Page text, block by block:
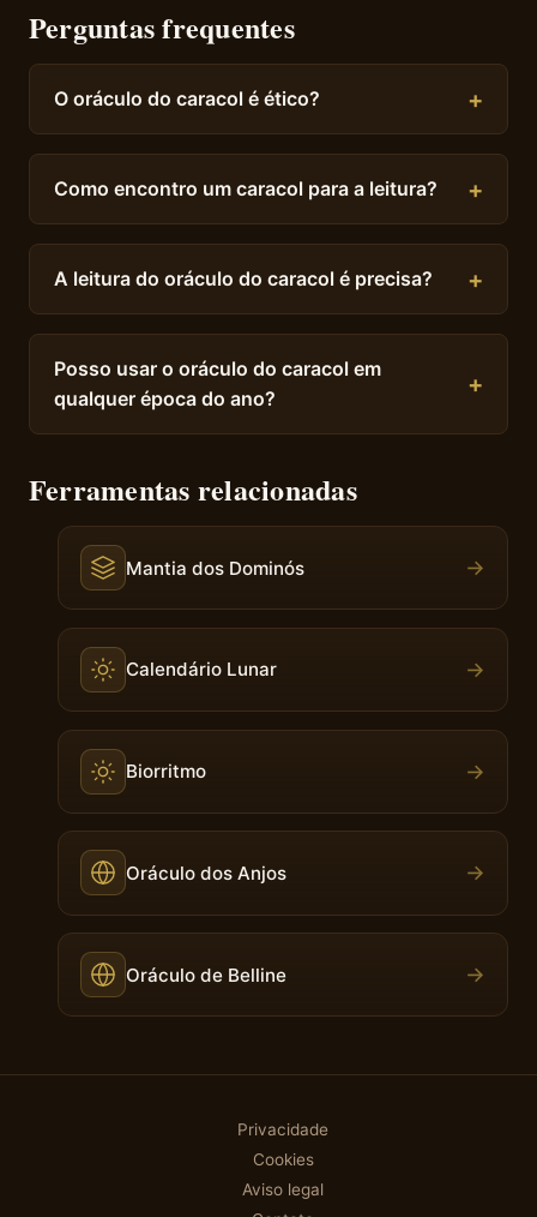
Perguntas frequentes
O oráculo do caracol é ético?
Como encontro um caracol para a leitura?
A leitura do oráculo do caracol é precisa?
Posso usar o oráculo do caracol em
qualquer época do ano?
Ferramentas relacionadas
Mantia dos Dominós →
Calendário Lunar →
Biorritmo →
Oráculo dos Anjos →
Oráculo de Belline →
Privacidade
Cookies
Aviso legal